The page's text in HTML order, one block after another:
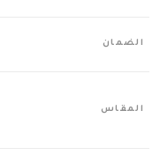
الضمان
المقاس